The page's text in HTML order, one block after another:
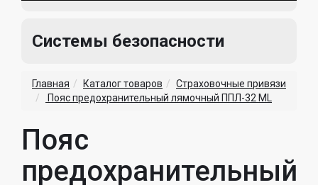
Системы безопасности
Главная Каталог товаров
Страховочные привязи
Пояс предохранительный лямочный ППЛ-32 ML
Пояс
предохранительный